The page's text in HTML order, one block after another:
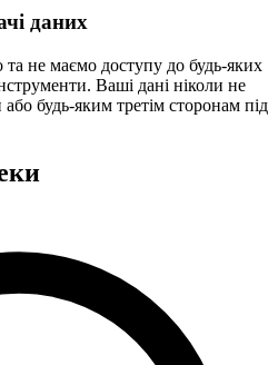
даних
не маємо доступу до будь-яких
Ваші дані ніколи не
будь-яким третім сторонам під